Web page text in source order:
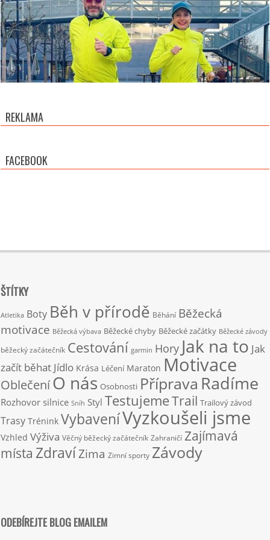
REKLAMA
FACEBOOK
ŠTÍTKY
Atletika Boty Běh v přírodě Běhání Běžecká
motivace Běžecká výbava Běžecké chyby Běžecké začátky Běžecké závody
běžecký začátečník Cestování garmin Hory Jak na to Jak
začít běhat Jídlo Krása Léčení Maraton Motivace
OblečeníO nás Osobnosti Příprava Radíme
Rozhovor silnice Sníh Styl TestujemeTrail Trailový závod
Trasy Trénink VybaveníVyzkoušeli jsme
Vzhled Výživa Věčný běžecký začátečník Zahraničí Zajímavá
místa ZdravíZima Zimní sporty Závody
ODEBÍREJTE BLOG EMAILEM